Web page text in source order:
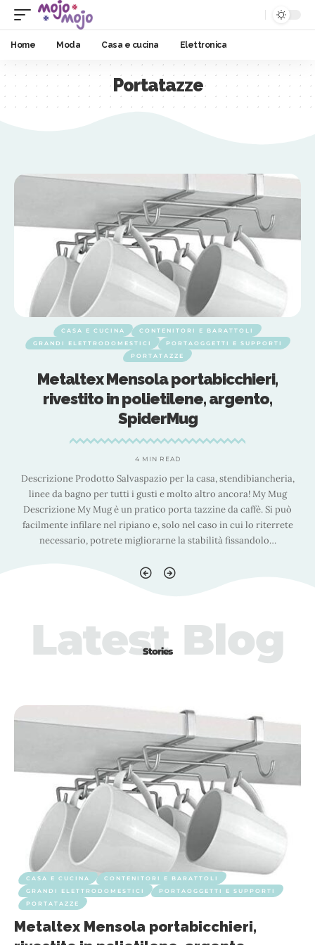
Home Moda Casa e cucina Elettronica
Portatazze
CASA E CUCINA
CONTENITORI E BARATTOLI
GRANDI ELETTRODOMESTICI
PORTAOGGETTI E SUPPORTI
PORTATAZZE
Metaltex Mensola portabicchieri,
rivestito in polietilene, argento,
SpiderMug
4 MIN READ
Descrizione Prodotto Salvaspazio per la casa, stendibiancheria,
linee da bagno per tutti i gusti e molto altro ancora! My Mug
Descrizione My Mug è un pratico porta tazzine da caffè. Si può
facilmente infilare nel ripiano e, solo nel caso in cui lo riterrete
necessario, potrete migliorarne la stabilità fissandolo…
Stories
Latest Blog
CASA E CUCINA
CONTENITORI E BARATTOLI
GRANDI ELETTRODOMESTICI
PORTAOGGETTI E SUPPORTI
PORTATAZZE
Metaltex Mensola portabicchieri,